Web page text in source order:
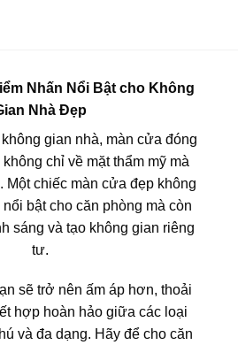
Nhấn Nổi Bật cho Không
Nhà Đẹp
gian nhà, màn cửa đóng
chỉ về mặt thẩm mỹ mà
Một chiếc màn cửa đẹp không
bật cho căn phòng mà còn
sáng và tạo không gian riêng
tư.
sẽ trở nên ấm áp hơn, thoải
hợp hoàn hảo giữa các loại
và đa dạng. Hãy để cho căn